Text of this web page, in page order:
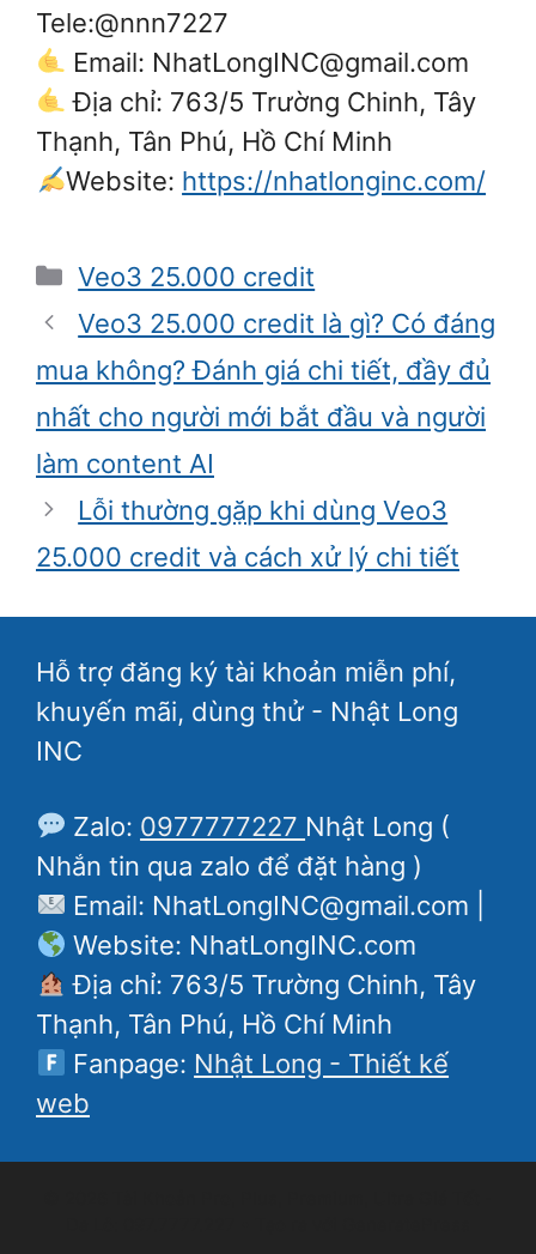
Tele:@nnn7227
Email: NhatLongINC@gmail.com
Địa chỉ: 763/5 Trường Chinh, Tây
Thạnh, Tân Phú, Hồ Chí Minh
Website: https://nhatlonginc.com/
Danh
mục
Veo3 25.000 credit
Veo3 25.000 credit là gì? Có đáng
mua không? Đánh giá chi tiết, đầy đủ
nhất cho người mới bắt đầu và người
làm content AI
Lỗi thường gặp khi dùng Veo3
25.000 credit và cách xử lý chi tiết
Hỗ trợ đăng ký tài khoản miễn phí,
khuyến mãi, dùng thử - Nhật Long
INC
Zalo: 0977777227 Nhật Long (
Nhắn tin qua zalo để đặt hàng )
Email: NhatLongINC@gmail.com |
Website: NhatLongINC.com
Địa chỉ: 763/5 Trường Chinh, Tây
Thạnh, Tân Phú, Hồ Chí Minh
Fanpage: Nhật Long - Thiết kế
web